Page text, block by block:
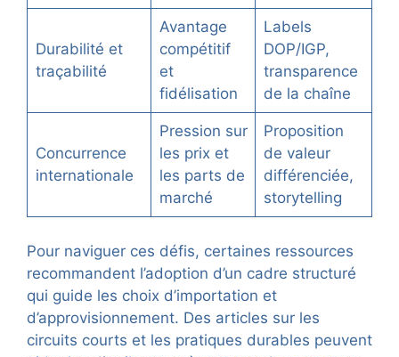
Durabilité et
traçabilité
Avantage
compétitif
et
fidélisation
Labels
DOP/IGP,
transparence
de la chaîne
Concurrence
internationale
Pression sur
les prix et
les parts de
marché
Proposition
de valeur
différenciée,
storytelling
Pour naviguer ces défis, certaines ressources
recommandent l’adoption d’un cadre structuré
qui guide les choix d’importation et
d’approvisionnement. Des articles sur les
circuits courts et les pratiques durables peuvent